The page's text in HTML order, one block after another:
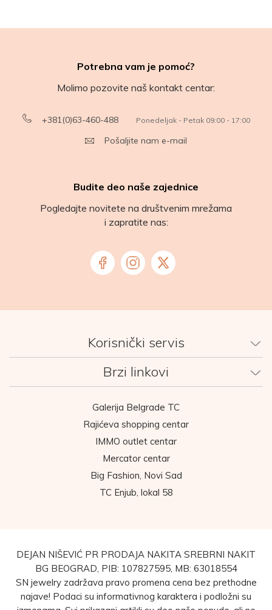
Potrebna vam je pomoć?
Molimo pozovite naš kontakt centar:
+381(0)63-460-488 Ponedeljak - Petak 09:00 - 17:00
Pošaljite nam e-mail
Budite deo naše zajednice
Pogledajte novitete na društvenim mrežama
i zapratite nas:
Korisnički servis
Brzi linkovi
Galerija Belgrade TC
Rajićeva shopping centar
IMMO outlet centar
Mercator centar
Big Fashion, Novi Sad
TC Enjub, lokal 58
DEJAN NIŠEVIĆ PR PRODAJA NAKITA SREBRNI NAKIT
BG BEOGRAD, PIB: 107827595, MB: 63018554
SN jewelry zadržava pravo promena cena bez prethodne
najave! Podaci su informativnog karaktera i podložni su